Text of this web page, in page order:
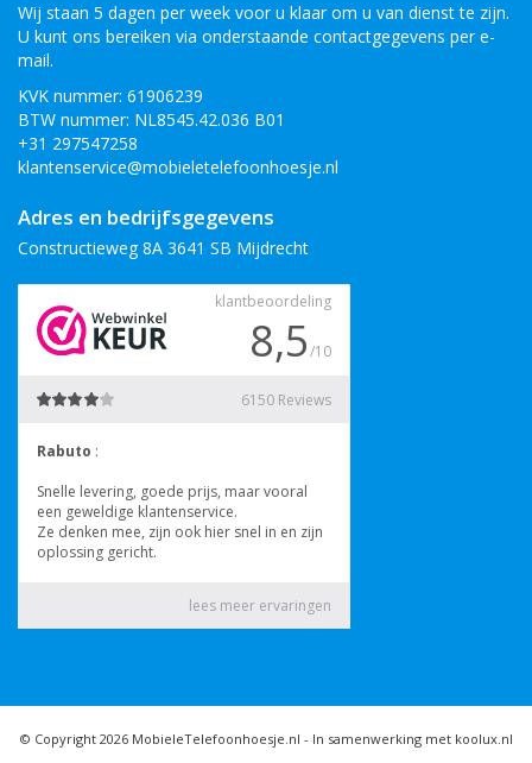
Wij staan 5 dagen per week voor u klaar om u van dienst te zijn.
U kunt ons bereiken via onderstaande contactgegevens per e-
mail.
KVK nummer: 61906239
BTW nummer: NL8545.42.036 B01
+31 297547258
klantenservice@mobieletelefoonhoesje.nl
Adres en bedrijfsgegevens
Constructieweg 8A 3641 SB Mijdrecht
© Copyright 2026 MobieleTelefoonhoesje.nl - In samenwerking met koolux.nl